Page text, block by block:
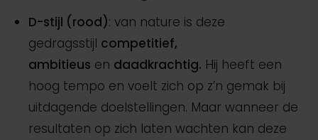
D-stijl (rood): van nature is deze
gedragsstijl competitief,
ambitieus en daadkrachtig. Hij heeft een
hoog tempo en voelt zich op z’n gemak bij
uitdagende doelstellingen. Maar wanneer de
resultaten op zich laten wachten kan deze